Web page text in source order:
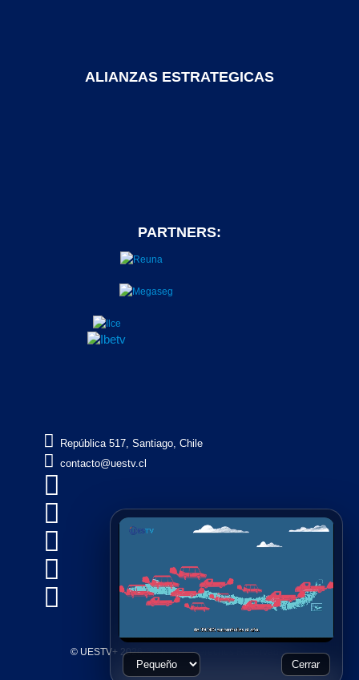
Cerrar
ALIANZAS ESTRATEGICAS
PARTNERS:
 República 517, Santiago, Chile
 contacto@uestv.cl





© UESTV+ 2026, Todos los Derechos Reservados